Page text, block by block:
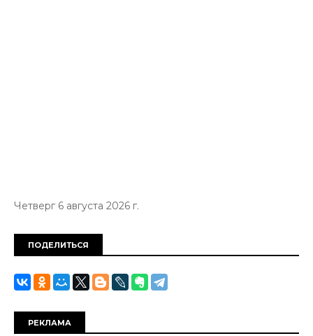
Четверг 6 августа 2026 г.
ПОДЕЛИТЬСЯ
РЕКЛАМА